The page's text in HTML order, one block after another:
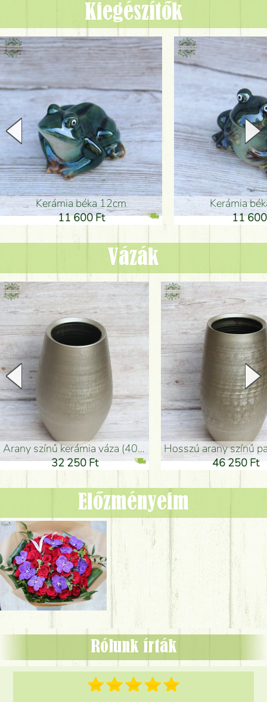
Kiegészítők
Kerámia béka 12cm
11 600 Ft
Kerámia
11
Vázák
arany színű kerámia váza (40x26cm)
32 250 Ft
hosszú arany színű
46 250 Ft
Előzményeim
Rólunk írták